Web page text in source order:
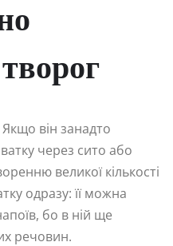
Якщо він занадто
через сито або
великої кількості
одразу: її можна
бо в ній ще
речовин.